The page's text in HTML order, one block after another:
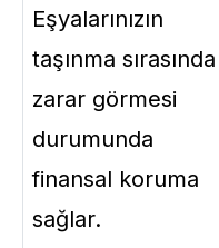
Eşyalarınızın
taşınma sırasında
zarar görmesi
durumunda
finansal koruma
sağlar.